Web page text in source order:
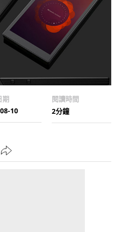
期
10
閱讀時間
2分鐘